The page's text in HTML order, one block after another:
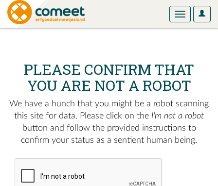
User
Toggle
PLEASE CONFIRM THAT
YOU ARE NOT A ROBOT
We have a hunch that you might be a robot scanning
this site for data. Please click on the I'm not a robot
button and follow the provided instructions to
confirm your status as a sentient human being.